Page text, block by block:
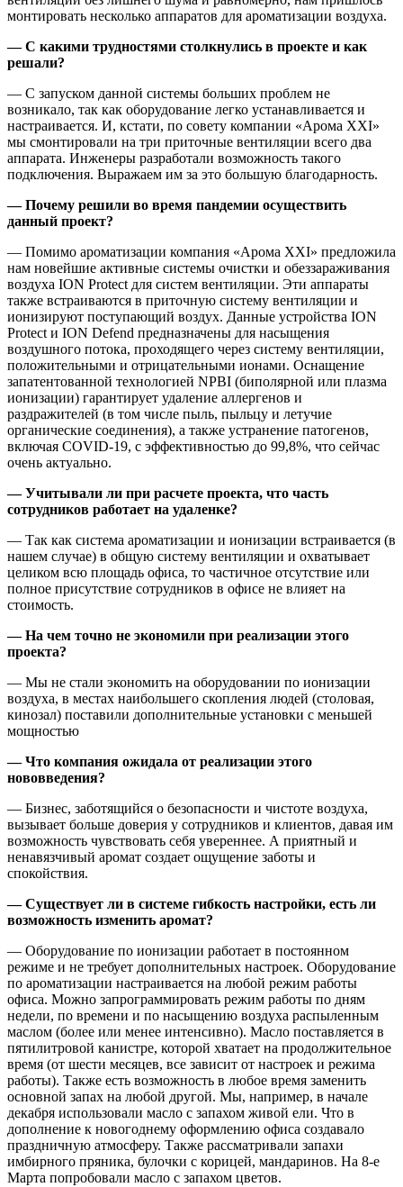
монтировать несколько аппаратов для ароматизации воздуха.
— С какими трудностями столкнулись в проекте и как
решали?
— С запуском данной системы больших проблем не
возникало, так как оборудование легко устанавливается и
настраивается. И, кстати, по совету компании «Арома XXI»
мы смонтировали на три приточные вентиляции всего два
аппарата. Инженеры разработали возможность такого
подключения. Выражаем им за это большую благодарность.
— Почему решили во время пандемии осуществить
данный проект?
— Помимо ароматизации компания «Арома XXI» предложила
нам новейшие активные системы очистки и обеззараживания
воздуха ION Protect для систем вентиляции. Эти аппараты
также встраиваются в приточную систему вентиляции и
ионизируют поступающий воздух. Данные устройства ION
Protect и ION Defend предназначены для насыщения
воздушного потока, проходящего через систему вентиляции,
положительными и отрицательными ионами. Оснащение
запатентованной технологией NPBI (биполярной или плазма
ионизации) гарантирует удаление аллергенов и
раздражителей (в том числе пыль, пыльцу и летучие
органические соединения), а также устранение патогенов,
включая COVID-19, с эффективностью до 99,8%, что сейчас
очень актуально.
— Учитывали ли при расчете проекта, что часть
сотрудников работает на удаленке?
— Так как система ароматизации и ионизации встраивается (в
нашем случае) в общую систему вентиляции и охватывает
целиком всю площадь офиса, то частичное отсутствие или
полное присутствие сотрудников в офисе не влияет на
стоимость.
— На чем точно не экономили при реализации этого
проекта?
— Мы не стали экономить на оборудовании по ионизации
воздуха, в местах наибольшего скопления людей (столовая,
кинозал) поставили дополнительные установки с меньшей
мощностью
— Что компания ожидала от реализации этого
нововведения?
— Бизнес, заботящийся о безопасности и чистоте воздуха,
вызывает больше доверия у сотрудников и клиентов, давая им
возможность чувствовать себя увереннее. А приятный и
ненавязчивый аромат создает ощущение заботы и
спокойствия.
— Существует ли в системе гибкость настройки, есть ли
возможность изменить аромат?
— Оборудование по ионизации работает в постоянном
режиме и не требует дополнительных настроек. Оборудование
по ароматизации настраивается на любой режим работы
офиса. Можно запрограммировать режим работы по дням
недели, по времени и по насыщению воздуха распыленным
маслом (более или менее интенсивно). Масло поставляется в
пятилитровой канистре, которой хватает на продолжительное
время (от шести месяцев, все зависит от настроек и режима
работы). Также есть возможность в любое время заменить
основной запах на любой другой. Мы, например, в начале
декабря использовали масло с запахом живой ели. Что в
дополнение к новогоднему оформлению офиса создавало
праздничную атмосферу. Также рассматривали запахи
имбирного пряника, булочки с корицей, мандаринов. На 8-е
Марта попробовали масло с запахом цветов.